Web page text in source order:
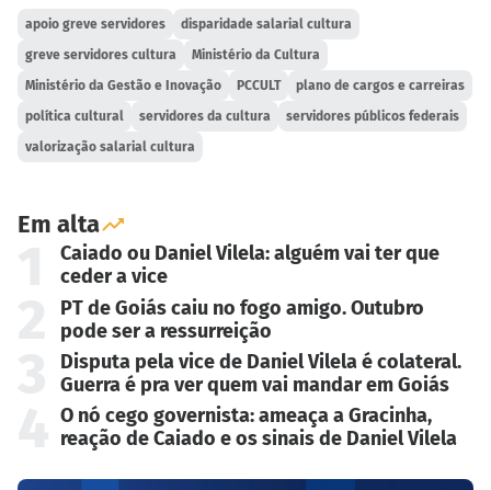
apoio greve servidores disparidade salarial cultura
greve servidores cultura Ministério da Cultura
Ministério da Gestão e Inovação PCCULT plano de cargos e carreiras
política cultural servidores da cultura servidores públicos federais
valorização salarial cultura
Em alta
Caiado ou Daniel Vilela: alguém vai ter que
ceder a vice
PT de Goiás caiu no fogo amigo. Outubro
pode ser a ressurreição
Disputa pela vice de Daniel Vilela é colateral.
Guerra é pra ver quem vai mandar em Goiás
O nó cego governista: ameaça a Gracinha,
reação de Caiado e os sinais de Daniel Vilela